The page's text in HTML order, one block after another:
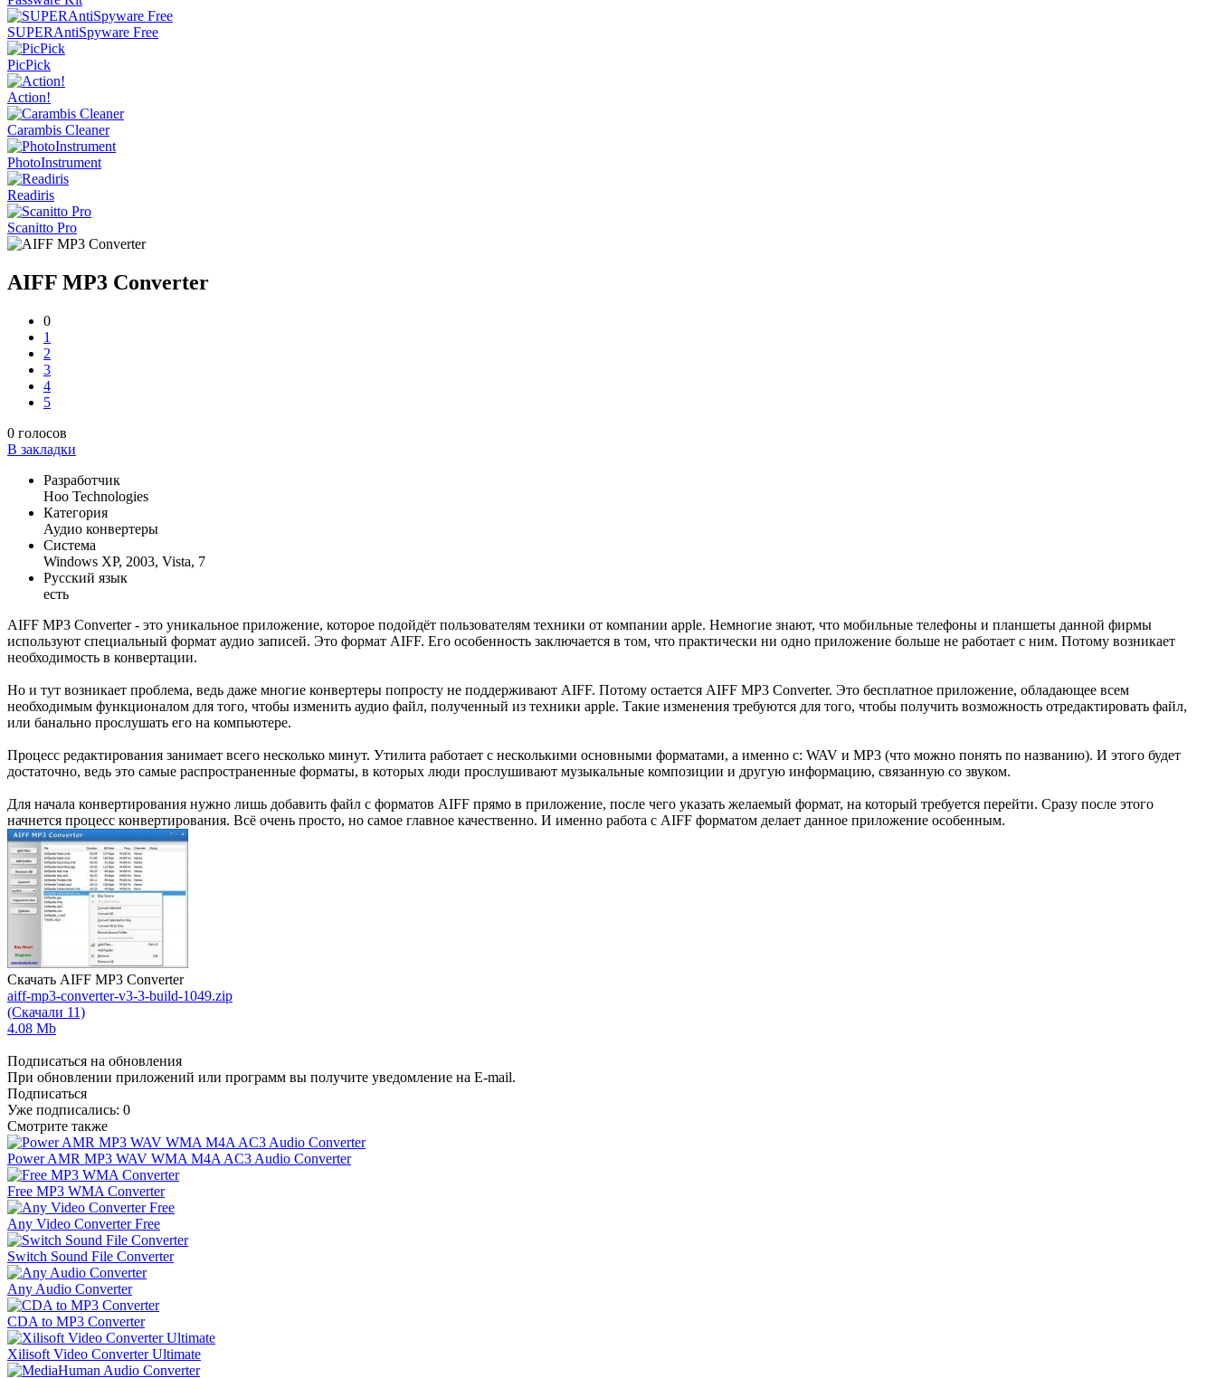
SUPERAntiSpyware Free
PicPick
Action!
Carambis Cleaner
PhotoInstrument
Readiris
Scanitto Pro
AIFF MP3 Converter
0
1
2
3
4
5
0 голосов
В закладки
Разработчик
Hoo Technologies
Категория
Аудио конвертеры
Система
Windows XP, 2003, Vista, 7
Русский язык
есть
AIFF MP3 Converter - это уникальное приложение, которое подойдёт пользователям техники от компании apple. Немногие знают, что мобильные телефоны и планшеты данной фирмы
используют специальный формат аудио записей. Это формат AIFF. Его особенность заключается в том, что практически ни одно приложение больше не работает с ним. Потому возникает
необходимость в конвертации.
Но и тут возникает проблема, ведь даже многие конвертеры попросту не поддерживают AIFF. Потому остается AIFF MP3 Converter. Это бесплатное приложение, обладающее всем
необходимым функционалом для того, чтобы изменить аудио файл, полученный из техники apple. Такие изменения требуются для того, чтобы получить возможность отредактировать файл,
или банально прослушать его на компьютере.
Процесс редактирования занимает всего несколько минут. Утилита работает с несколькими основными форматами, а именно с: WAV и MP3 (что можно понять по названию). И этого будет
достаточно, ведь это самые распространенные форматы, в которых люди прослушивают музыкальные композиции и другую информацию, связанную со звуком.
Для начала конвертирования нужно лишь добавить файл с форматов AIFF прямо в приложение, после чего указать желаемый формат, на который требуется перейти. Сразу после этого
начнется процесс конвертирования. Всё очень просто, но самое главное качественно. И именно работа с AIFF форматом делает данное приложение особенным.
Скачать AIFF MP3 Converter
aiff-mp3-converter-v3-3-build-1049.zip
(Скачали 11)
4.08 Mb
Подписаться на обновления
При обновлении приложений или программ вы получите уведомление на E-mail.
Подписаться
Уже подписались: 0
Смотрите также
Power AMR MP3 WAV WMA M4A AC3 Audio Converter
Free MP3 WMA Converter
Any Video Converter Free
Switch Sound File Converter
Any Audio Converter
CDA to MP3 Converter
Xilisoft Video Converter Ultimate